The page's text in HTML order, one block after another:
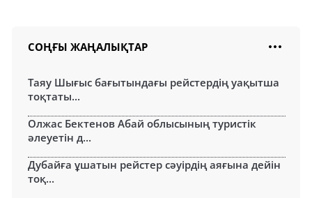
СОҢҒЫ ЖАҢАЛЫҚТАР
Таяу Шығыс бағытындағы рейстердің уақытша
тоқтаты...
Олжас Бектенов Абай облысының туристік
әлеуетін д...
Дубайға ұшатын рейстер сәуірдің аяғына дейін
тоқ...